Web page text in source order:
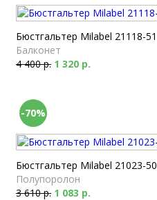
Бюстгальтер Milabel 21118-51
Балконет
4 400 р. 1 320 р.
-70%
Бюстгальтер Milabel 21023-50
Полупоролон
3 610 р. 1 083 р.